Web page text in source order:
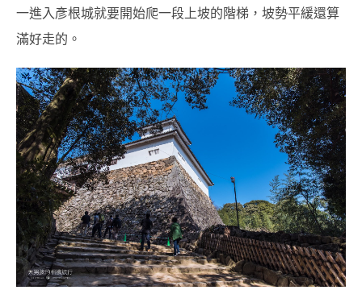
一進入彥根城就要開始爬一段上坡的階梯，坡勢平緩還算
滿好走的。